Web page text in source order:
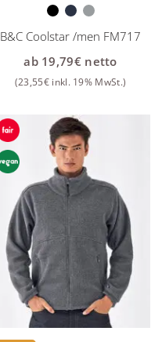
B&C Coolstar /men FM717
ab 19,79€netto
(23,55€ inkl. 19% MwSt.)